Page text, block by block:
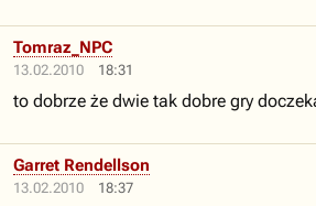
13.02.2010 18:31
Tomraz_NPC
to dobrze że dwie tak dobre gry
13.02.2010 18:37
Garret Rendellson